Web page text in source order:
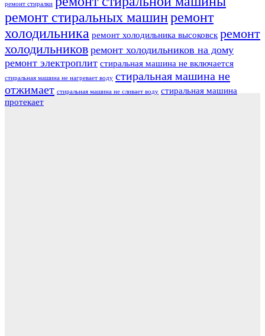
ремонт стиралки
ремонт стиральных машинремонт
холодильника ремонт холодильника высоковск ремонт
холодильников ремонт холодильников на дому
ремонт электроплит стиральная машина не включается
стиральная машина не нагревает воду стиральная машина не
отжимает стиральная машина не сливает воду стиральная машина
протекает